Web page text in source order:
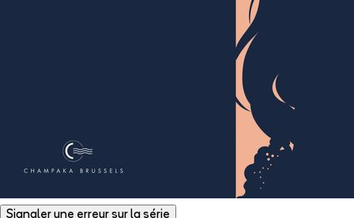
Signaler une erreur sur la série